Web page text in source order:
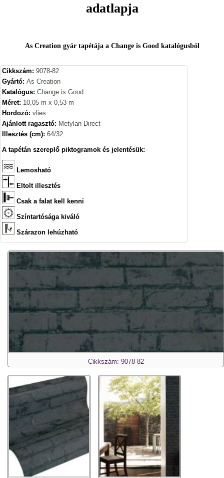
adatlapja
As Creation gyár tapétája a Change is Good katalógusból
Cikkszám: 9078-82
Gyártó: As Creation
Katalógus: Change is Good
Méret: 10,05 m x 0,53 m
Hordozó: vlies
Ajánlott ragasztó: Metylan Direct
Illesztés (cm): 64/32
A tapétán szereplő piktogramok és jelentésük:
Lemosható
Eltolt illesztés
Csak a falat kell kenni
Színtartósága kiváló
Szárazon lehúzható
Cikkszám: 9078-82